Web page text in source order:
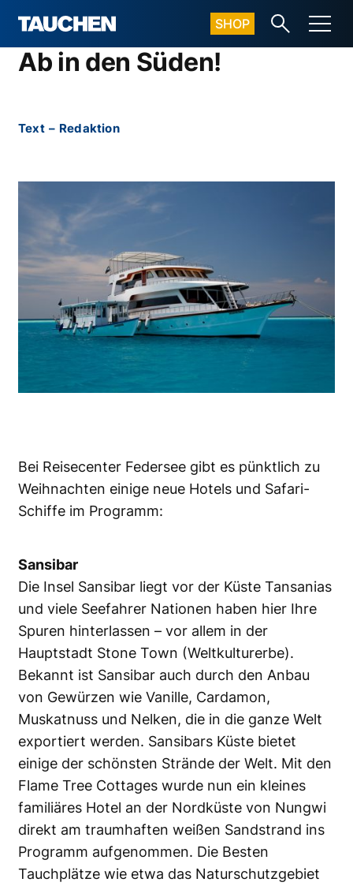
SHOP
Ab in den Süden!
Text – Redaktion
Bei Reisecenter Federsee gibt es pünktlich zu
Weihnachten einige neue Hotels und Safari-
Schiffe im Programm:
Sansibar
Die Insel Sansibar liegt vor der Küste Tansanias
und viele Seefahrer Nationen haben hier Ihre
Spuren hinterlassen – vor allem in der
Hauptstadt Stone Town (Weltkulturerbe).
Bekannt ist Sansibar auch durch den Anbau
von Gewürzen wie Vanille, Cardamon,
Muskatnuss und Nelken, die in die ganze Welt
exportiert werden. Sansibars Küste bietet
einige der schönsten Strände der Welt. Mit den
Flame Tree Cottages wurde nun ein kleines
familiäres Hotel an der Nordküste von Nungwi
direkt am traumhaften weißen Sandstrand ins
Programm aufgenommen. Die Besten
Tauchplätze wie etwa das Naturschutzgebiet